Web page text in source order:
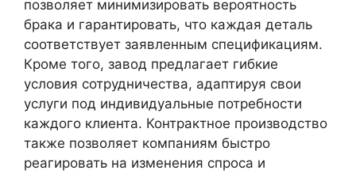
позволяет минимизировать вероятность
брака и гарантировать, что каждая деталь
соответствует заявленным спецификациям.
Кроме того, завод предлагает гибкие
условия сотрудничества, адаптируя свои
услуги под индивидуальные потребности
каждого клиента. Контрактное производство
также позволяет компаниям быстро
реагировать на изменения спроса и